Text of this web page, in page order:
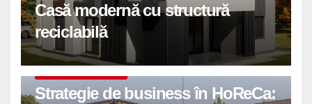
Casă modernă cu structură
reciclabilă
Strategie de business în HoReCa: